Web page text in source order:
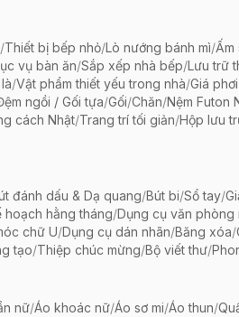
/Thiết bị bếp nhỏ/Lò nướng bánh mì/Ấm
vụ bàn ăn/Sắp xếp nhà bếp/Lưu trữ
/Vật phẩm thiết yếu trong nhà/Giá
ngồi / Gối tựa/Gối/Chăn/Nệm Futon
cách Nhật/Trang trí tối giản/Hộp lưu
đánh dấu & Dạ quang/Bút bi/Sổ tay/
hoạch hằng tháng/Dụng cụ văn phòng
chữ U/Dụng cụ dán nhãn/Băng xóa/
tạo/Thiệp chúc mừng/Bộ viết thư/
nữ/Áo khoác nữ/Áo sơ mi/Áo thun/